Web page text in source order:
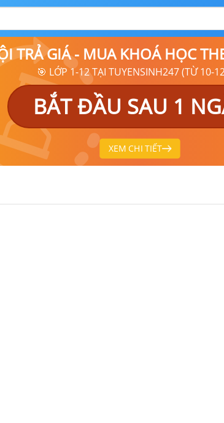
TRẢ GIÁ - MUA KHOÁ HỌC
🎯 LỚP 1-12 TẠI TUYENSINH247 (TỪ 10-
BẮT ĐẦU SAU 1
XEM CHI TIẾT